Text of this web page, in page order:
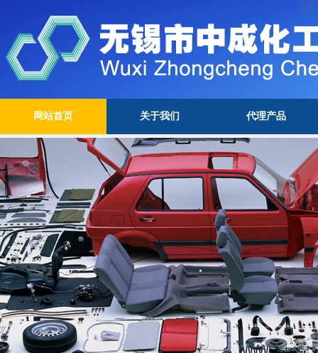
网站首页 关于我们 代理产品